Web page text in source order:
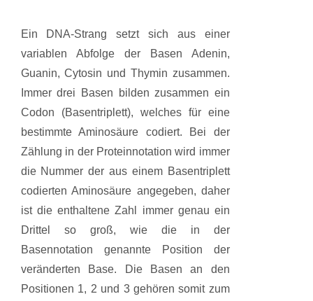
Ein DNA-Strang setzt sich aus einer
variablen Abfolge der Basen Adenin,
Guanin, Cytosin und Thymin zusammen.
Immer drei Basen bilden zusammen ein
Codon (Basentriplett), welches für eine
bestimmte Aminosäure codiert. Bei der
Zählung in der Proteinnotation wird immer
die Nummer der aus einem Basentriplett
codierten Aminosäure angegeben, daher
ist die enthaltene Zahl immer genau ein
Drittel so groß, wie die in der
Basennotation genannte Position der
veränderten Base. Die Basen an den
Positionen 1, 2 und 3 gehören somit zum